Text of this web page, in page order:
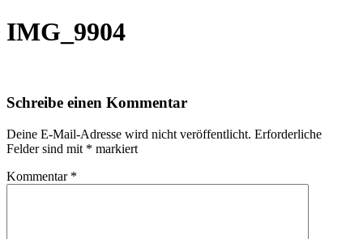
IMG_9904
Schreibe einen Kommentar
Deine E-Mail-Adresse wird nicht veröffentlicht. Erforderliche
Felder sind mit * markiert
Kommentar *